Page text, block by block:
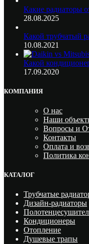
Какие радиаторы
28.08.2025
Какой трубчатый
10.08.2021
Какой
17.09.2020
КОМПАНИЯ
О нас
Наши
Вопросы и
Контакты
Оплата и
Политика
КАТАЛОГ
Трубчатые
Дизайн-радиаторы
Кондиционеры
Отопление
Душевые трапы